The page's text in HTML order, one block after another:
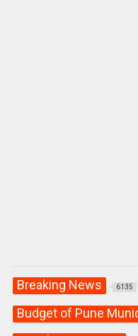
Breaking News 6135
Budget of Pune